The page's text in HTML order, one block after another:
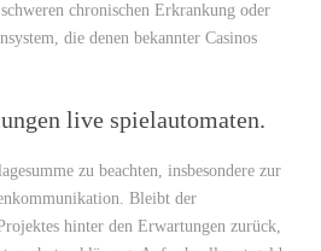
chronischen Erkrankung oder
die denen bekannter Casinos
live spielautomaten.
zu beachten, insbesondere zur
Bleibt der
hinter den Erwartungen zurück,